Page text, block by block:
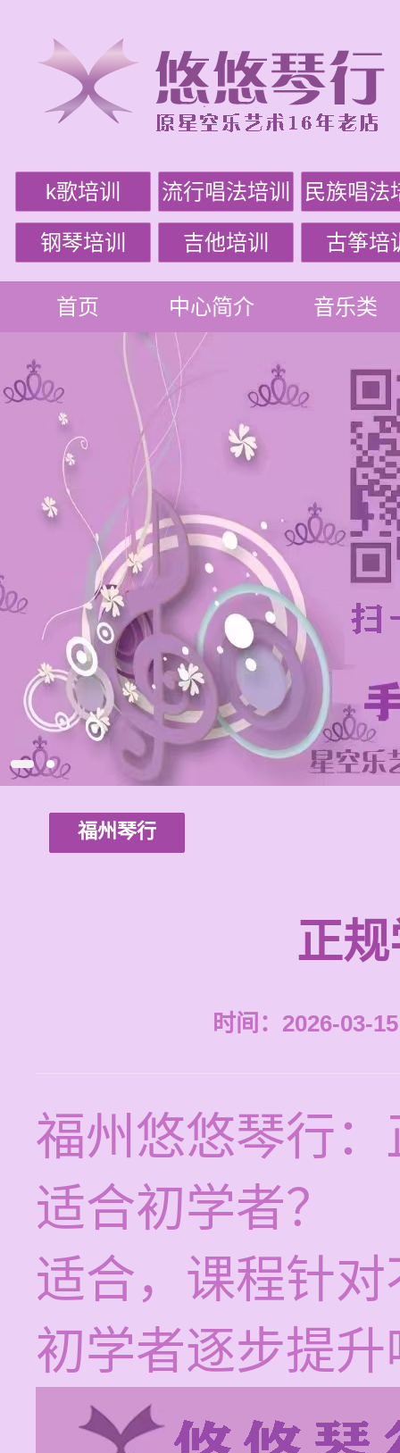
k歌培训 流行唱法培训 民族唱法
钢琴培训 吉他培训 古筝培
首页 中心简介 音乐类
福州琴行
正
时间：2026-03-
福州悠悠琴行
适合初学者？
适合，课程针
初学者逐步提